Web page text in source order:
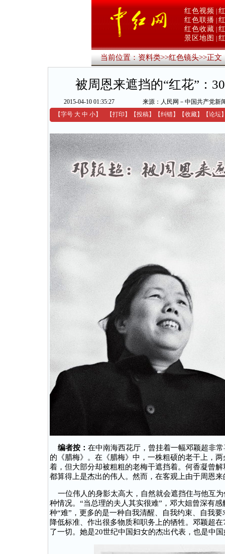
红色视频
红色联播
红色收藏
景区地图
当前位置：资料类>>红色镜头>>正文
被周恩来遮挡的“红花”：
2015-04-10 01:35:27
来源：人民网－中国共产党新
【字号 大 中 小】 【打印 】 【投稿】 【纠错】 【收藏】 【论坛
编者按： 在中南海西花厅，曾挂着一幅邓颖超非
的《腊梅》。在《腊梅》中，一株粗硕的老干上，
着，但大部分却被粗粗的老梅干遮挡着。何香凝曾
都算得上是杰出的伟人。然而，在客观上由于周恩
一位伟人的身影太高大，自然就会遮挡住与他互
种情况。“当总理的夫人其实很难”，邓大姐曾深有
种“难”，更多的是一种自我清醒、自我约束、自我
降低标准、作出很多物质和职务上的牺牲。邓颖超
了一切。她是20世纪中国妇女的杰出代表，也是中